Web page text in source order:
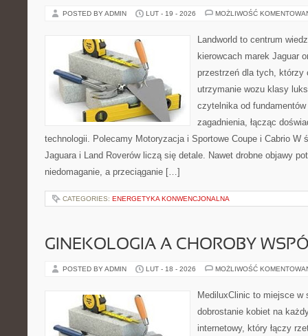
POSTED BY ADMIN LUT - 19 - 2026 MOŻLIWOŚĆ
Landworld to centrum
kierowcach marek Jaguar
przestrzeń dla tych, którzy
utrzymanie wozu klasy
czytelnika od
zagadnienia, łącząc
technologii. Polecamy Motoryzacja i Sportowe Coupe i Cabrio W
Jaguara i Land Roverów liczą się detale. Nawet drobne objawy
niedomaganie, a przeciąganie […]
CATEGORIES: ENERGETYKA KONWENCJONALNA
GINEKOLOGIA A CHOROBY
POSTED BY ADMIN LUT - 18 - 2026 MOŻLIWOŚĆ
MediluxClinic to miejsce
dobrostanie kobiet na
internetowy, który łączy